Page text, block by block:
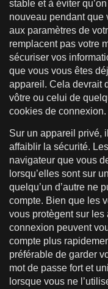
stable et à éviter
nouveau pendant que
aux paramètres de
remplacent pas votre
sécuriser vos
que vous vous êtes
appareil. Cela devrait
vôtre ou celui de
cookies de connexion.
Sur un appareil privé,
affaiblir la sécurité.
navigateur que vous
lorsqu’elles sont sur
quelqu’un d’autre ne
compte. Bien que les
vous protègent sur
connexion peuvent
compte plus
préférable de garder
mot de passe fort et
lorsque vous ne